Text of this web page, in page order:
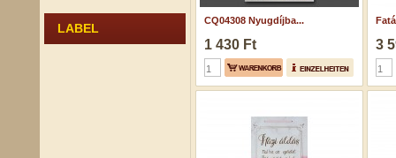
LABEL
CQ04308 Nyugdíjba...
1 430 Ft 3